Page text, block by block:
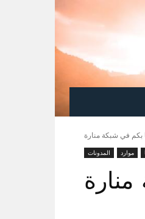
بكم في شبكة منارة
موارد المدونات